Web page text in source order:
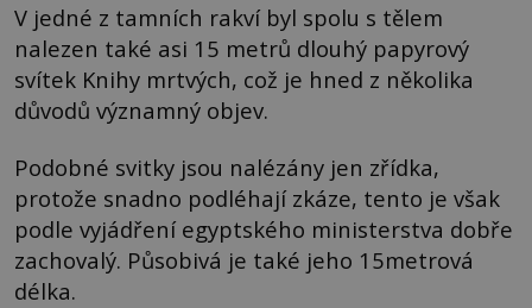
V jedné z tamních rakví byl spolu s tělem
nalezen také asi 15 metrů dlouhý papyrový
svítek Knihy mrtvých, což je hned z několika
důvodů významný objev.
Podobné svitky jsou nalézány jen zřídka,
protože snadno podléhají zkáze, tento je však
podle vyjádření egyptského ministerstva dobře
zachovalý. Působivá je také jeho 15metrová
délka.